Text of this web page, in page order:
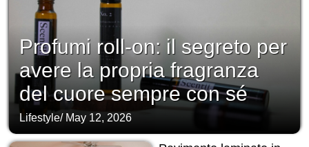
Profumi roll-on: il segreto per
avere la propria fragranza
del cuore sempre con sé
Lifestyle/ May 12, 2026